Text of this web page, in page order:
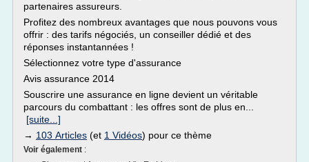
partenaires assureurs.
Profitez des nombreux avantages que nous pouvons vous
offrir : des tarifs négociés, un conseiller dédié et des
réponses instantannées !
Sélectionnez votre type d'assurance
Avis assurance 2014
Souscrire une assurance en ligne devient un véritable
parcours du combattant : les offres sont de plus en...
[suite...]
→ 103 Articles (et 1 Vidéos) pour ce thème
Voir également :